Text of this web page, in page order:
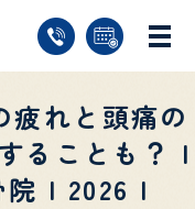
れと頭痛の
ることも？ |
院 | 2026 |